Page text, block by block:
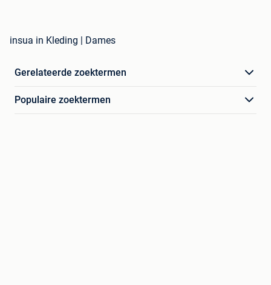
insua in Kleding | Dames
Gerelateerde zoektermen
Populaire zoektermen